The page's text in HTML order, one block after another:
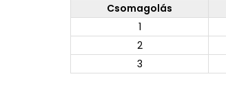
Csomagolás
1
2
3